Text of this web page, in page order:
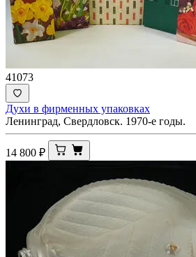
41073
Духи в фирменных упаковках
Ленинград, Свердловск. 1970-е годы.
14 800 ₽